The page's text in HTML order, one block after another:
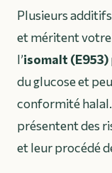
Plusieurs
et méritent
l’isomalt (E953)
du glucose et
conformité
présentent des
et leur procédé